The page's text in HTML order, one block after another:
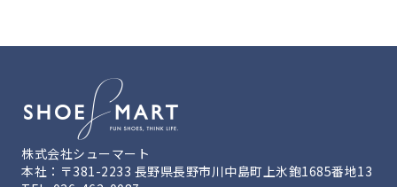
株式会社シューマート
本社：〒381-2233 長野県長野市川中島町上氷鉋1685番地13